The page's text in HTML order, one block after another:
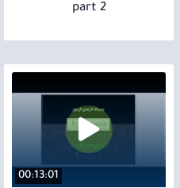
part 2
00:13:01